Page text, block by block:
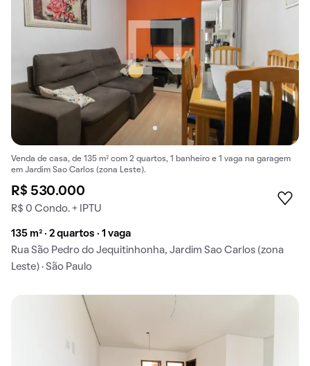
Venda de casa, de 135 m² com 2 quartos, 1 banheiro e 1 vaga na garagem
em Jardim Sao Carlos (zona Leste).
R$ 530.000
R$ 0 Condo. + IPTU
135 m² · 2 quartos · 1 vaga
Rua São Pedro do Jequitinhonha, Jardim Sao Carlos (zona
Leste) · São Paulo